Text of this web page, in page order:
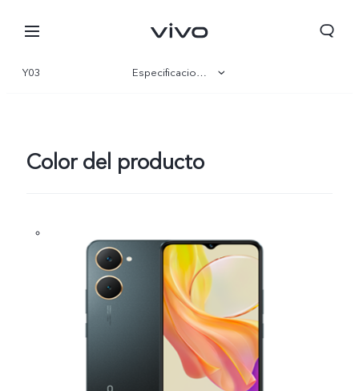
Colombia | Seleccione país/región
Y03 Especificaciones
Color del producto